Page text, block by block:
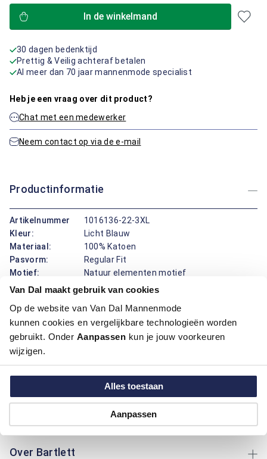
Van Dal maakt gebruik van cookies
Op de website van Van Dal Mannenmode
kunnen cookies en vergelijkbare technologieën worden
gebruikt. Onder Aanpassen kun je jouw voorkeuren
wijzigen.
Alles toestaan
Aanpassen
In de winkelmand
30 dagen bedenktijd
Prettig & Veilig achteraf betalen
Al meer dan 70 jaar mannenmode specialist
Heb je een vraag over dit product?
Chat met een medewerker
Neem contact op via de e-mail
Productinformatie
Artikelnummer
1016136-22-3XL
Kleur:
Licht Blauw
Materiaal:
100% Katoen
Pasvorm:
Regular Fit
Motief:
Natuur elementen motief
Deze polo van Bartlett biedt een modern fit pasvorm, perfect
voor dagelijks comfort. Het katoen zorgt voor ademend
motief voegt een vrolijke uitstraling toe, geïnspireerd door de
schoonheid van de natuur. Of je nu een wandeling maakt of
altijd een gevoel van frisheid.
Over Bartlett